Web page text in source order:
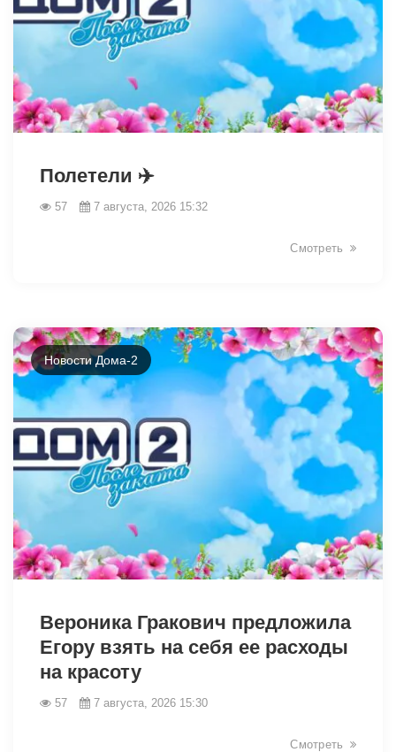
Полетели ✈️
57 7 августа, 2026 15:32
Смотреть
Новости Дома-2
Вероника Гракович предложила
Егору взять на себя ее расходы
на красоту
57 7 августа, 2026 15:30
Смотреть